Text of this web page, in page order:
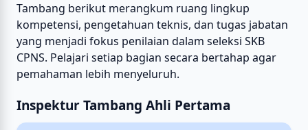
Tambang berikut merangkum ruang lingkup
kompetensi, pengetahuan teknis, dan tugas jabatan
yang menjadi fokus penilaian dalam seleksi SKB
CPNS. Pelajari setiap bagian secara bertahap agar
pemahaman lebih menyeluruh.
Inspektur Tambang Ahli Pertama